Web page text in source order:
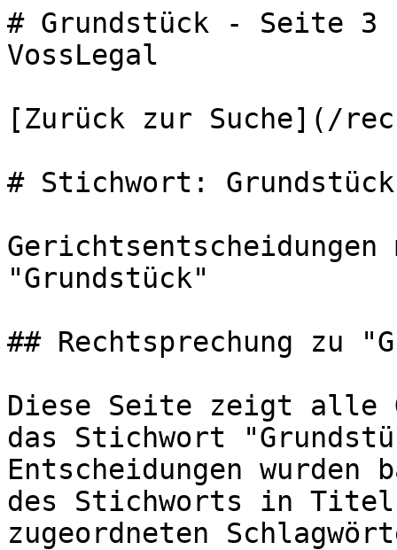
# Grundstück - Seite 3
VossLegal
[Zurück zur Suche](/
# Stichwort: Grundstück
"Grundstück"
## Rechtsprechung zu
Diese Seite zeigt alle
das Stichwort
Entscheidungen wurden
des Stichworts in Titel,
zugeordneten